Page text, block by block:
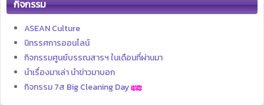
กิจกรรม
ASEAN Culture
นิทรรศการออนไลน์
กิจกรรมศูนย์บรรณสารฯ ในเดือนที่ผ่านมา
นำเรื่องมาเล่า นำข่าวมาบอก
กิจกรรม 7ส Big Cleaning Day